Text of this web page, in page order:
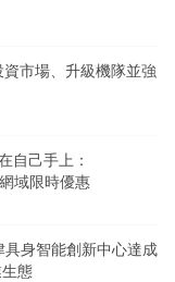
市場、升級機隊並強
自己手上：
域限時優惠
身智能創新中心達成
態